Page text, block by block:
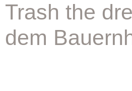
Trash the
dem